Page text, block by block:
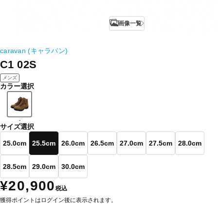
画像一覧
caravan (キャラバン)
C1 02S
メンズ
カラー選択
-
サイズ選択
25.0cm 25.5cm 26.0cm 26.5cm 27.0cm 27.5cm 28.0cm
28.5cm 29.0cm 30.0cm
¥20,900 税込
獲得ポイントはログイン後に表示されます。